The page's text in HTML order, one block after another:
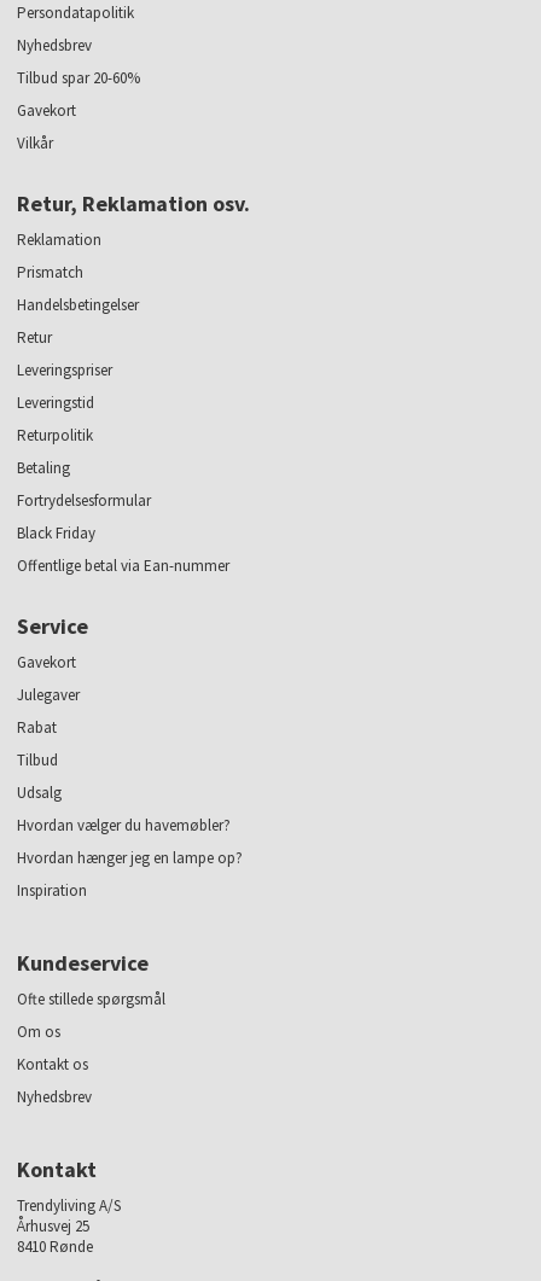
Persondatapolitik
Nyhedsbrev
Tilbud spar 20-60%
Gavekort
Vilkår
Retur, Reklamation osv.
Reklamation
Prismatch
Handelsbetingelser
Retur
Leveringspriser
Leveringstid
Returpolitik
Betaling
Fortrydelsesformular
Black Friday
Offentlige betal via Ean-nummer
Service
Gavekort
Julegaver
Rabat
Tilbud
Udsalg
Hvordan vælger du havemøbler?
Hvordan hænger jeg en lampe op?
Inspiration
Kundeservice
Ofte stillede spørgsmål
Om os
Kontakt os
Nyhedsbrev
Kontakt
Trendyliving A/S
Århusvej 25
8410 Rønde